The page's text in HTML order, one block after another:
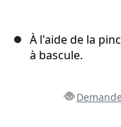
À l'aide de la
à bascule.